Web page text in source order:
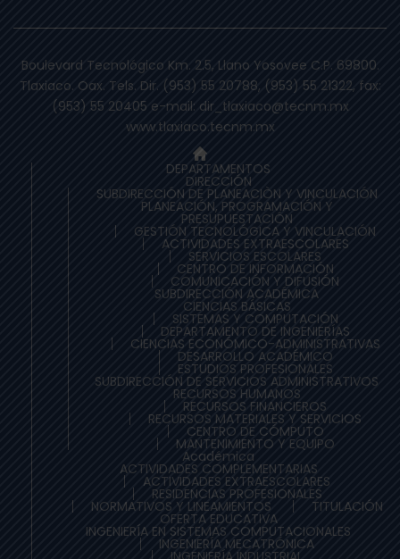
Boulevard Tecnológico Km. 2.5, Llano Yosovee C.P. 69800.
Tlaxiaco. Oax. Tels. Dir. (953) 55 20788, (953) 55 21322, fax:
(953) 55 20405 e-mail: dir_tlaxiaco@tecnm.mx
www.tlaxiaco.tecnm.mx
DEPARTAMENTOS
DIRECCIÓN
SUBDIRECCIÓN DE PLANEACIÒN Y VINCULACIÓN
PLANEACIÓN, PROGRAMACIÓN Y
PRESUPUESTACIÓN
GESTIÓN TECNOLÓGICA Y VINCULACIÓN
ACTIVIDADES EXTRAESCOLARES
SERVICIOS ESCOLARES
CENTRO DE INFORMACIÓN
COMUNICACIÓN Y DIFUSIÓN
SUBDIRECCIÓN ACADÉMICA
CIENCIAS BÁSICAS
SISTEMAS Y COMPUTACIÓN
DEPARTAMENTO DE INGENIERÍAS
CIENCIAS ECONÓMICO-ADMINISTRATIVAS
DESARROLLO ACADÉMICO
ESTUDIOS PROFESIONALES
SUBDIRECCIÓN DE SERVICIOS ADMINISTRATIVOS
RECURSOS HUMANOS
RECURSOS FINANCIEROS
RECURSOS MATERIALES Y SERVICIOS
CENTRO DE CÓMPUTO
MANTENIMIENTO Y EQUIPO
Académica
ACTIVIDADES COMPLEMENTARIAS
ACTIVIDADES EXTRAESCOLARES
RESIDENCIAS PROFESIONALES
NORMATIVOS Y LINEAMIENTOS TITULACIÓN
OFERTA EDUCATIVA
INGENIERÍA EN SISTEMAS COMPUTACIONALES
INGENIERÍA MECATRÓNICA